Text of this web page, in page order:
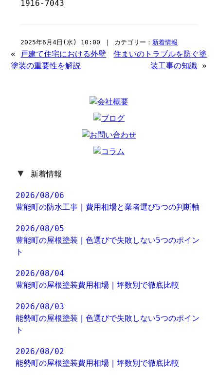
1916-7043
2025年6月4日(水) 10:00 ｜ カテゴリー： 新着情報
«
戸建て住宅における外壁
塗装の重要性を解説
住まいのトラブルを防ぐ塗
装工事の知識 »
▼ 新着情報
2026/08/06
豊能町の防水工事｜費用相場と業者選び5つの判断軸
2026/08/05
豊能町の屋根塗装｜色選びで失敗しない5つのポイン
ト
2026/08/04
豊能町の屋根塗装費用相場｜坪数別で徹底比較
2026/08/03
能勢町の屋根塗装｜色選びで失敗しない5つのポイン
ト
2026/08/02
能勢町の屋根塗装費用相場｜坪数別で徹底比較